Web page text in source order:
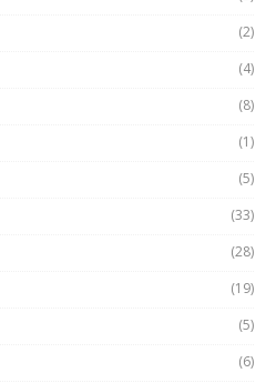
(2)
(4)
(8)
(1)
(5)
(33)
(28)
(19)
(5)
(6)